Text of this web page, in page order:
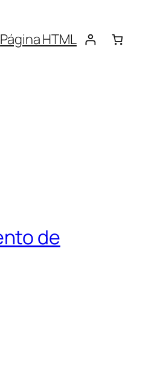
Página HTML
de